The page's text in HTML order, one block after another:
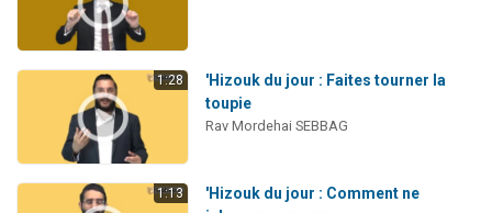
1:28
'Hizouk du jour : Faites tourner la
toupie
Rav Mordehai SEBBAG
1:13
'Hizouk du jour : Comment ne